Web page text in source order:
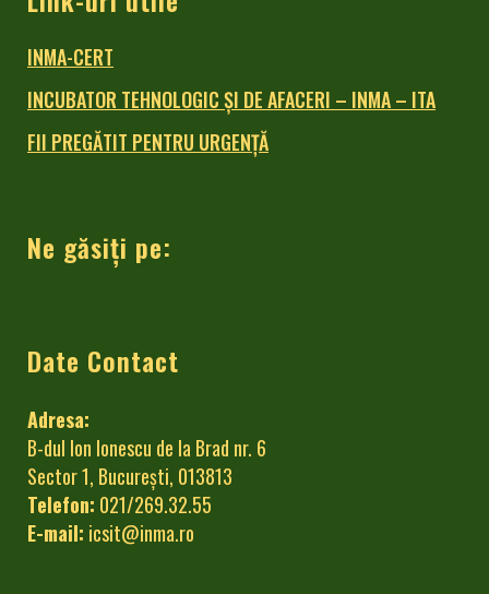
INMA-CERT
INCUBATOR TEHNOLOGIC ŞI DE AFACERI – INMA – ITA
FII PREGĂTIT PENTRU URGENȚĂ
Ne găsiți pe:
Date Contact
Adresa:
B-dul Ion Ionescu de la Brad nr. 6
Sector 1, București, 013813
Telefon: 021/269.32.55
E-mail: icsit@inma.ro